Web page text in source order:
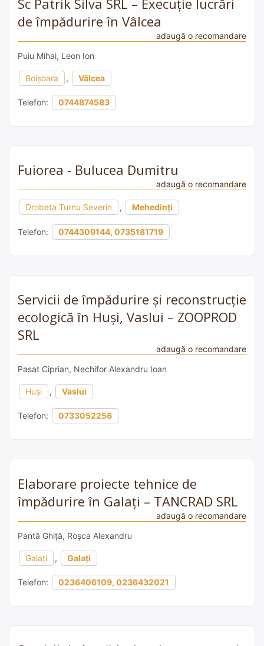
de împădurire în Vâlcea
adaugă o recomandare
Puiu Mihai, Leon Ion
Boișoara , Vâlcea
Telefon: 0744874583
Fuiorea - Bulucea Dumitru
adaugă o recomandare
Drobeta Turnu Severin , Mehedinți
Telefon: 0744309144, 0735181719
Servicii de împădurire și reconstrucție
ecologică în Huși, Vaslui – ZOOPROD
SRL
adaugă o recomandare
Pasat Ciprian, Nechifor Alexandru Ioan
Huși , Vaslui
Telefon: 0733052256
Elaborare proiecte tehnice de
împădurire în Galați – TANCRAD SRL
adaugă o recomandare
Pantă Ghiță, Roșca Alexandru
Galați , Galați
Telefon: 0236406109, 0236432021